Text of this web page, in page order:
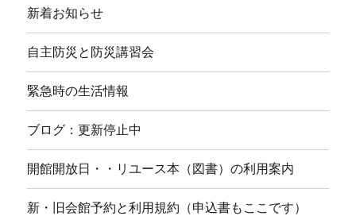
新着お知らせ
自主防災と防災講習会
緊急時の生活情報
ブログ：更新停止中
開館開放日・・リユース本（図書）の利用案内
新・旧会館予約と利用規約（申込書もここです）